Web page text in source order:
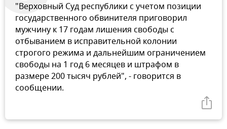
"Верховный Суд республики с учетом позиции
государственного обвинителя приговорил
мужчину к 17 годам лишения свободы с
отбыванием в исправительной колонии
строгого режима и дальнейшим ограничением
свободы на 1 год 6 месяцев и штрафом в
размере 200 тысяч рублей", - говорится в
сообщении.